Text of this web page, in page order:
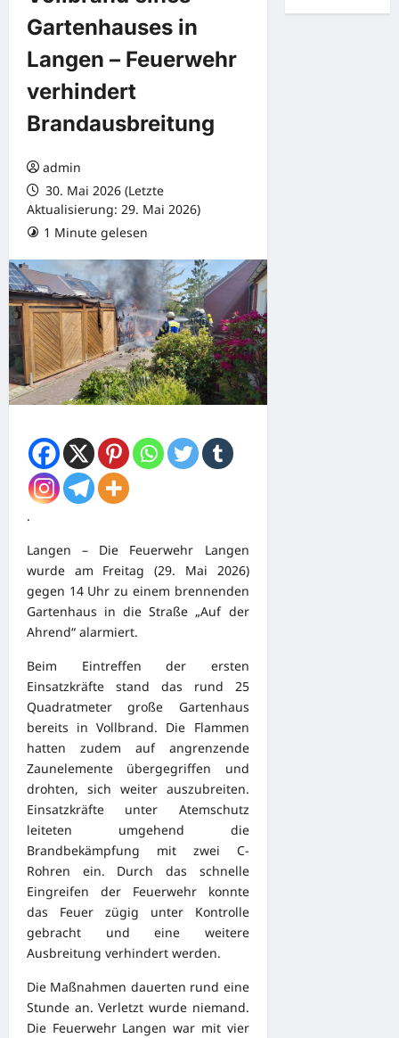
Gartenhauses in
Langen – Feuerwehr
verhindert
Brandausbreitung
admin
30. Mai 2026 (Letzte
Aktualisierung: 29. Mai 2026)
1 Minute gelesen
.
Langen – Die Feuerwehr Langen
wurde am Freitag (29. Mai 2026)
gegen 14 Uhr zu einem brennenden
Gartenhaus in die Straße „Auf der
Ahrend“ alarmiert.
Beim Eintreffen der ersten
Einsatzkräfte stand das rund 25
Quadratmeter große Gartenhaus
bereits in Vollbrand. Die Flammen
hatten zudem auf angrenzende
Zaunelemente übergegriffen und
drohten, sich weiter auszubreiten.
Einsatzkräfte unter Atemschutz
leiteten umgehend die
Brandbekämpfung mit zwei C-
Rohren ein. Durch das schnelle
Eingreifen der Feuerwehr konnte
das Feuer zügig unter Kontrolle
gebracht und eine weitere
Ausbreitung verhindert werden.
Die Maßnahmen dauerten rund eine
Stunde an. Verletzt wurde niemand.
Die Feuerwehr Langen war mit vier